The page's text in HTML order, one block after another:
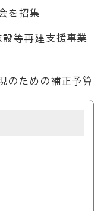
を招集
設等再建支援事業
のための補正予算